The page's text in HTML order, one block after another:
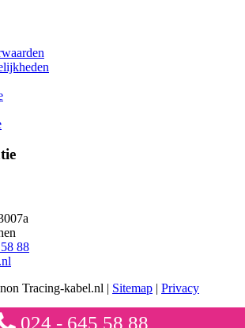
88
024 - 645 58 88
Tracing-kabel.nl | Sitemap | Privacy